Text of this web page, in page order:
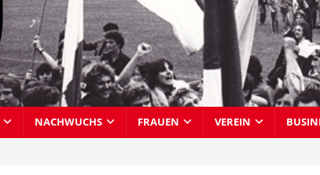
NACHWUCHS FRAUEN VEREIN